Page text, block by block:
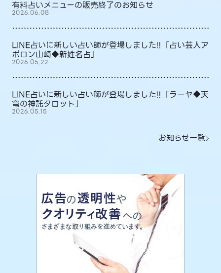
有料占いメニューの販売終了のお知らせ
2026.06.08
LINE占いに新しい占い師が登場しました!!「占い芸人ア
ポロン山崎◆新姓名占」
2026.05.22
LINE占いに新しい占い師が登場しました!!「ラーヤ◆天
穹の神託タロット」
2026.05.15
お知らせ一覧